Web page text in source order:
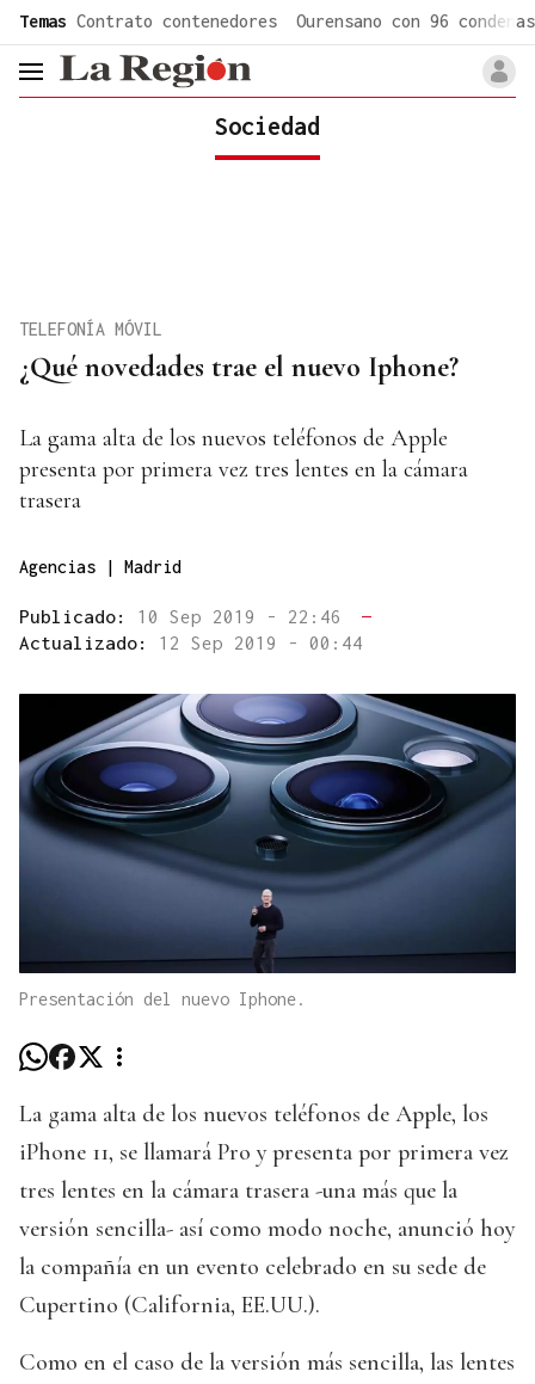
Temas Contrato contenedores Ourensano con 96 condenas
header.menu.open
Sociedad
¿Qué novedades trae el nuevo Iphone?
TELEFONÍA MÓVIL
La gama alta de los nuevos teléfonos de Apple
presenta por primera vez tres lentes en la cámara
trasera
Agencias | Madrid
Publicado: 10 Sep 2019 - 22:46
—
Actualizado: 12 Sep 2019 - 00:44
Presentación del nuevo Iphone.
La gama alta de los nuevos teléfonos de Apple, los
iPhone 11, se llamará Pro y presenta por primera vez
tres lentes en la cámara trasera -una más que la
versión sencilla- así como modo noche, anunció hoy
la compañía en un evento celebrado en su sede de
Cupertino (California, EE.UU.).
Como en el caso de la versión más sencilla, las lentes